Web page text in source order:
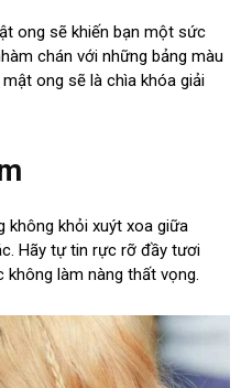
ong sẽ khiến bạn một sức
chán với những bảng màu
ong sẽ là chìa khóa giải
không khỏi xuýt xoa giữa
Hãy tự tin rực rỡ đầy tươi
làm nàng thất vọng.